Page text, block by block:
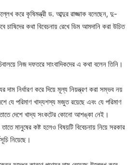
করে কৃষিমন্ত্রী ড. আব্দুর রাজ্জাক বলেছেন, দু-
চাষিদের কথা বিবেচনায় রেখে ডিম আমদানি করা উচিত
নিজ দফতরে সাংবাদিকদের এ কথা বলেন তিনি।
দাম নির্ধারণ করে দিয়ে মূল্য নিয়ন্ত্রণ করা সম্ভব নয়
যে পরিমাণ খাদ্যশস্য মজুত রয়েছে এবং যে পরিমাণ
দেশে খাদ্য সংকটের কোনো আশঙ্কা নেই।
মানুষের কষ্ট হলেও বিষয়টি বিবেচনায় নিয়ে সরকার
নিয়েছে।